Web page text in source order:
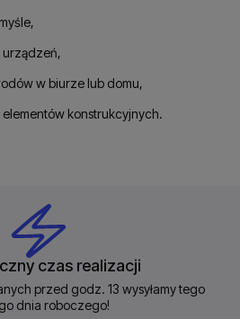
urządzeń,
w biurze lub domu,
konstrukcyjnych.
czas realizacji
przed godz. 13 wysyłamy tego
dnia roboczego!